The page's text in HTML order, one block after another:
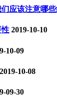
应该注意哪些
性 2019-10-10
10-09
2019-10-08
09-30